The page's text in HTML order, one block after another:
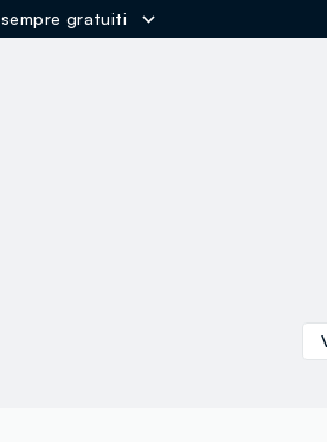
sempre gratuiti